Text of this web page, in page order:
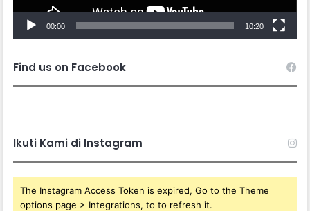
00:00 10:20
Find us on Facebook
Ikuti Kami di Instagram
The Instagram Access Token is expired, Go to the Theme
options page > Integrations, to to refresh it.